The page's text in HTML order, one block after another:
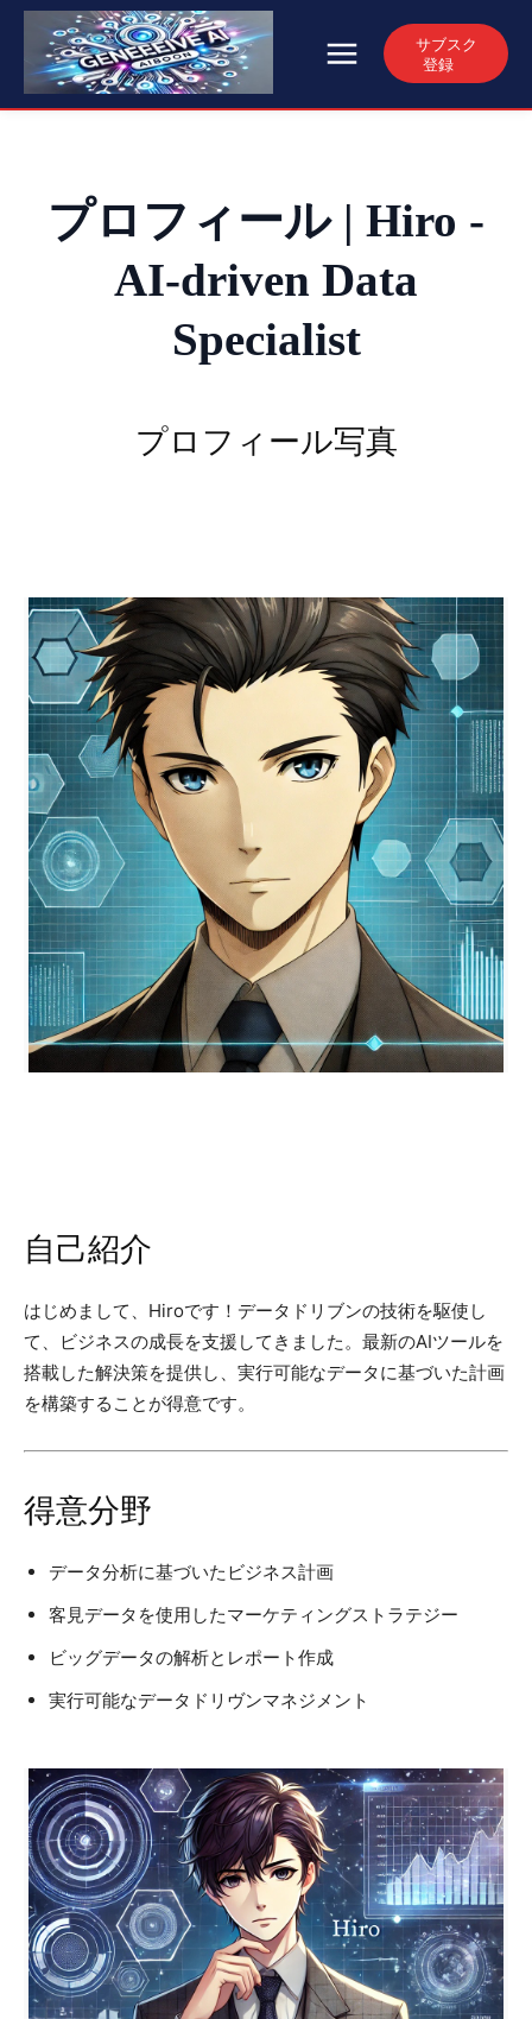
サブスク
登録
プロフィール | Hiro -
AI-driven Data
Specialist
プロフィール写真
自己紹介
はじめまして、Hiroです！データドリブンの技術を駆使し
て、ビジネスの成長を支援してきました。最新のAIツールを
搭載した解決策を提供し、実行可能なデータに基づいた計画
を構築することが得意です。
得意分野
データ分析に基づいたビジネス計画
客見データを使用したマーケティングストラテジー
ビッグデータの解析とレポート作成
実行可能なデータドリヴンマネジメント